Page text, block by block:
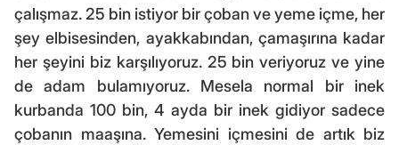
çalışmaz. 25 bin istiyor bir çoban ve yeme içme, her
şey elbisesinden, ayakkabından, çamaşırına kadar
her şeyini biz karşılıyoruz. 25 bin veriyoruz ve yine
de adam bulamıyoruz. Mesela normal bir inek
kurbanda 100 bin, 4 ayda bir inek gidiyor sadece
çobanın maaşına. Yemesini içmesini de artık biz